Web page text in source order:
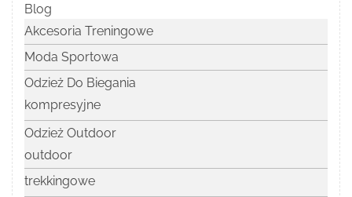
Blog
Akcesoria Treningowe
Moda Sportowa
Odzież Do Biegania
kompresyjne
Odzież Outdoor
outdoor
trekkingowe